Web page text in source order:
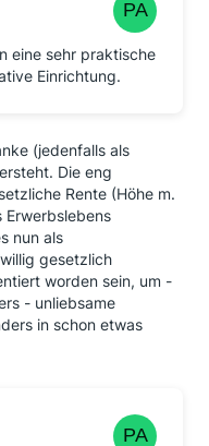
eine sehr praktische
Einrichtung.
(jedenfalls als
Die eng
Rente (Höhe m.
Erwerbslebens
nun als
gesetzlich
worden sein, um -
- unliebsame
in schon etwas